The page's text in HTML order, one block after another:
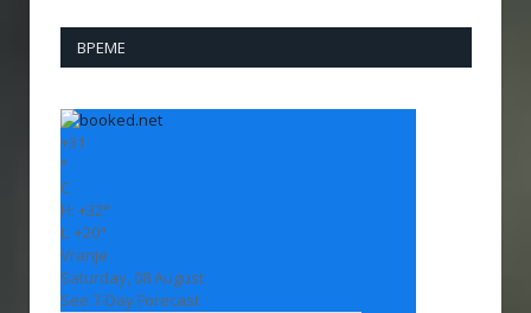
ВРЕМЕ
+31
°
C
H: +32°
L: +20°
Vranje
Saturday, 08 August
See 7-Day Forecast